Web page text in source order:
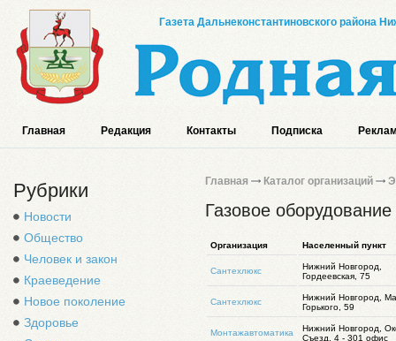
Газета Дальнеконстантиновского района
Главная Редакция Контакты Подписка
Рубрики
Новости
Общество
Человек и закон
Краеведение
Новое поколение
Здоровье
Главная Каталог организаций
Газовое оборудование
Организация Населенный пункт
Сантехлюкс
Нижний Новгород,
Гордеевская, 75
Сантехлюкс
Нижний Новгород,
Горького, 59
Монтажавтоматика
Нижний Новгород,
Съезд, 4 - 301 офис